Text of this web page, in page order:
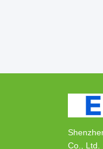
Co., Ltd.